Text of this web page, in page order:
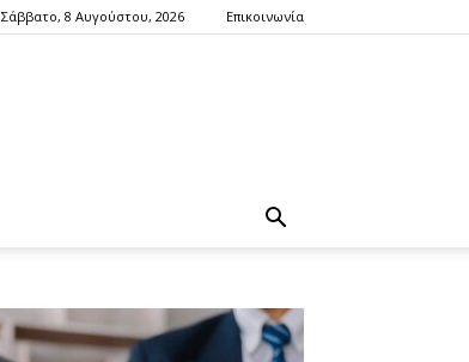
Σάββατο, 8 Αυγούστου, 2026 Επικοινωνία